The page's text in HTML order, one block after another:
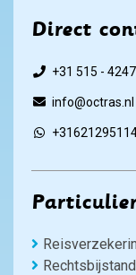
Direct
+31 515 -
info@octras.nl
Rechtsbijstand